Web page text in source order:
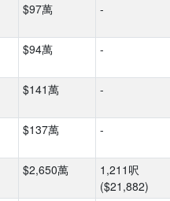
$97萬 -
$94萬 -
$141萬 -
$137萬 -
$2,650萬
1,211呎
($21,882)